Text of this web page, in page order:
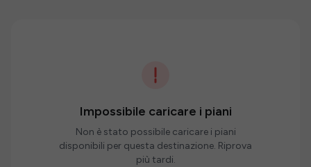
Impossibile caricare i piani
Non è stato possibile caricare i piani
disponibili per questa destinazione. Riprova
più tardi.